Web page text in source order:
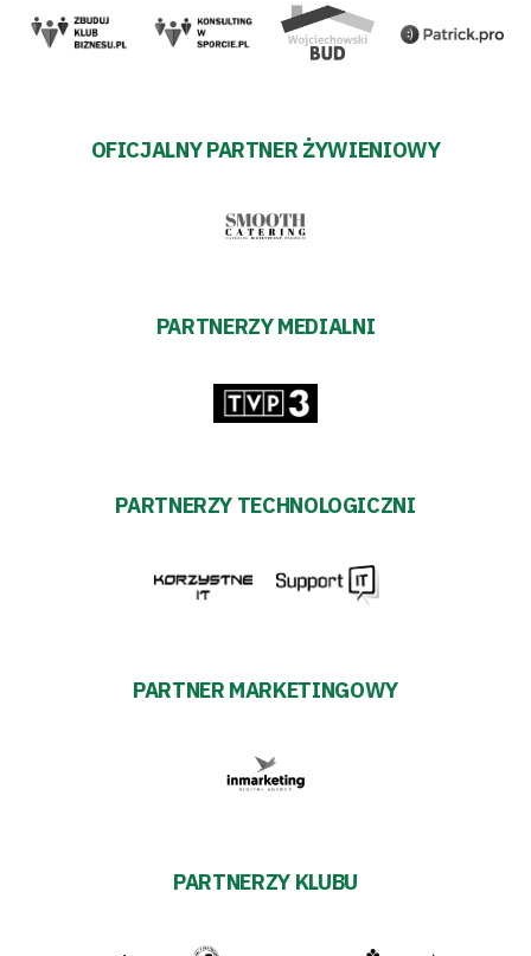
OFICJALNY PARTNER ŻYWIENIOWY
PARTNERZY MEDIALNI
PARTNERZY TECHNOLOGICZNI
PARTNER MARKETINGOWY
PARTNERZY KLUBU